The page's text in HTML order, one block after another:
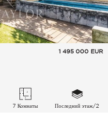
1 495 000 EUR
7 Комнаты Последний этаж/2